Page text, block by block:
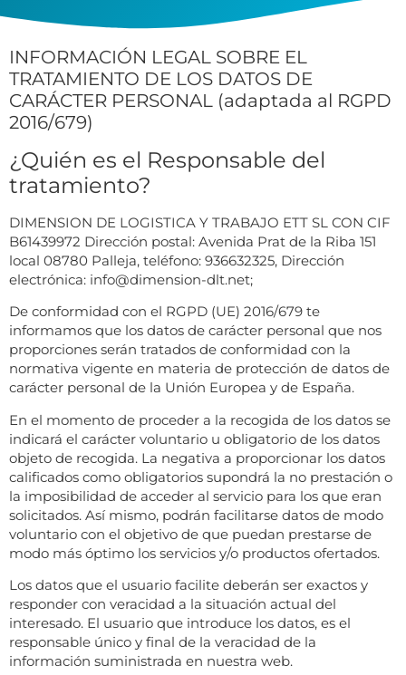
INFORMACIÓN LEGAL SOBRE EL
TRATAMIENTO DE LOS DATOS DE
CARÁCTER PERSONAL (adaptada al RGPD
2016/679)
¿Quién es el Responsable del
tratamiento?
DIMENSION DE LOGISTICA Y TRABAJO ETT SL CON CIF
B61439972 Dirección postal: Avenida Prat de la Riba 151
local 08780 Palleja, teléfono: 936632325, Dirección
electrónica: info@dimension-dlt.net;
De conformidad con el RGPD (UE) 2016/679 te
informamos que los datos de carácter personal que nos
proporciones serán tratados de conformidad con la
normativa vigente en materia de protección de datos de
carácter personal de la Unión Europea y de España.
En el momento de proceder a la recogida de los datos se
indicará el carácter voluntario u obligatorio de los datos
objeto de recogida. La negativa a proporcionar los datos
calificados como obligatorios supondrá la no prestación o
la imposibilidad de acceder al servicio para los que eran
solicitados. Así mismo, podrán facilitarse datos de modo
voluntario con el objetivo de que puedan prestarse de
modo más óptimo los servicios y/o productos ofertados.
Los datos que el usuario facilite deberán ser exactos y
responder con veracidad a la situación actual del
interesado. El usuario que introduce los datos, es el
responsable único y final de la veracidad de la
información suministrada en nuestra web.